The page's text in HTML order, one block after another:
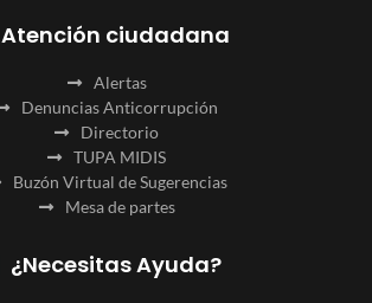
Atención ciudadana
Alertas
Denuncias Anticorrupción
Directorio
TUPA MIDIS
Buzón Virtual de Sugerencias
Mesa de partes
¿Necesitas Ayuda?